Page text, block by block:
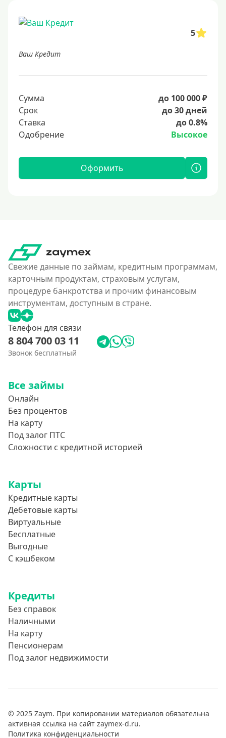
5
Ваш Кредит
Сумма
до 100 000 ₽
Срок
до 30 дней
Ставка
до 0.8%
Одобрение
Высокое
Оформить
Свежие данные по займам, кредитным программам,
карточным продуктам, страховым услугам,
процедуре банкротства и прочим финансовым
инструментам, доступным в стране.
Телефон для связи
8 804 700 03 11
Звонок бесплатный
Все займы
Онлайн
Без процентов
На карту
Под залог ПТС
Сложности с кредитной историей
Карты
Кредитные карты
Дебетовые карты
Виртуальные
Бесплатные
Выгодные
С кэшбеком
Кредиты
Без справок
Наличными
На карту
Пенсионерам
Под залог недвижимости
© 2025 Zaym. При копировании материалов обязательна
активная ссылка на сайт zaymex-d.ru.
Политика конфиденциальности